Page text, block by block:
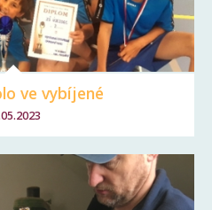
ve vybíjené